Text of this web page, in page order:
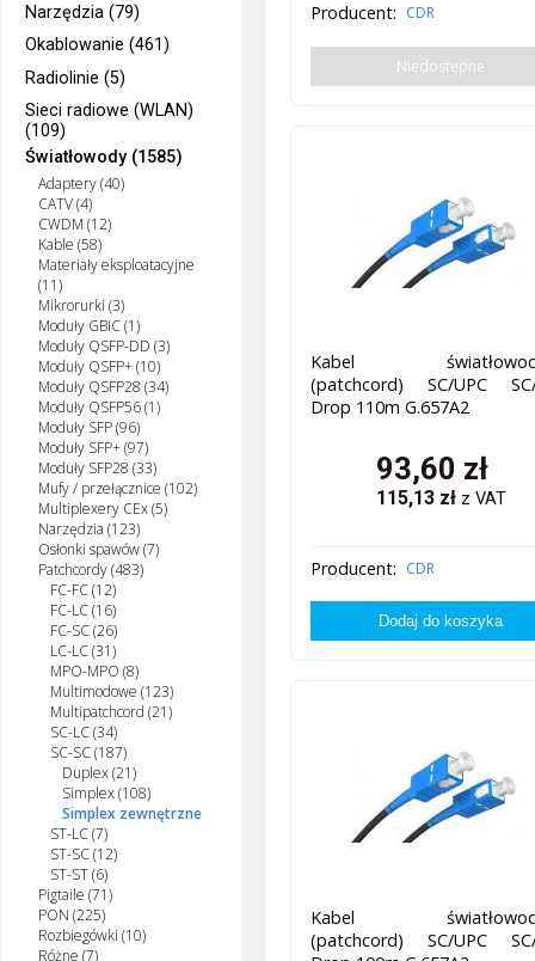
Narzędzia (79)
Okablowanie (461)
Radiolinie (5)
Sieci radiowe (WLAN)
(109)
Światłowody (1585)
Adaptery (40)
CATV (4)
CWDM (12)
Kable (58)
Materiały eksploatacyjne
(11)
Mikrorurki (3)
Moduły GBIC (1)
Moduły QSFP-DD (3)
Moduły QSFP+ (10)
Moduły QSFP28 (34)
Moduły QSFP56 (1)
Moduły SFP (96)
Moduły SFP+ (97)
Moduły SFP28 (33)
Mufy / przełącznice (102)
Multiplexery CEx (5)
Narzędzia (123)
Osłonki spawów (7)
Patchcordy (483)
FC-FC (12)
FC-LC (16)
FC-SC (26)
LC-LC (31)
MPO-MPO (8)
Multimodowe (123)
Multipatchcord (21)
SC-LC (34)
SC-SC (187)
Duplex (21)
Simplex (108)
Simplex zewnętrzne
ST-LC (7)
ST-SC (12)
ST-ST (6)
Pigtaile (71)
PON (225)
Rozbiegówki (10)
Różne (7)
Producent: CDR
Niedostępne
Kabel
(patchcord) SC/UPC SC/
Drop 110m G.657A2
93,60 zł
115,13zł z VAT
Producent: CDR
Kabel
(patchcord) SC/UPC SC/